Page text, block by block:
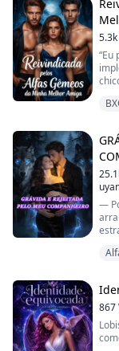
5.3k
“Eu
Eu
—
—
—
867